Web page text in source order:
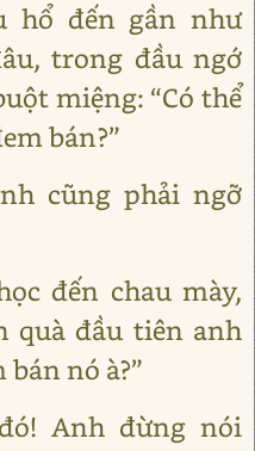
hổ đến gần như
trong đầu ngớ
miệng: “Có thể
bán?”
cũng phải ngỡ
đến chau mày,
quà đầu tiên anh
nó à?”
Anh đừng nói